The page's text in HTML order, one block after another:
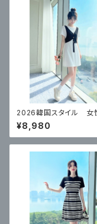
2026韓国スタイル 女
めの夏の フェイクツー
スリムドレス
¥8,980